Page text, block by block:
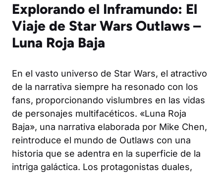
Explorando el Inframundo: El
Viaje de Star Wars Outlaws –
Luna Roja Baja
En el vasto universo de Star Wars, el atractivo
de la narrativa siempre ha resonado con los
fans, proporcionando vislumbres en las vidas
de personajes multifacéticos. «Luna Roja
Baja», una narrativa elaborada por Mike Chen,
reintroduce el mundo de Outlaws con una
historia que se adentra en la superficie de la
intriga galáctica. Los protagonistas duales,